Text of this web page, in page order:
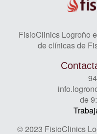
FisioClinics Logroño
de clínicas de
de
© 2023 FisioClinics